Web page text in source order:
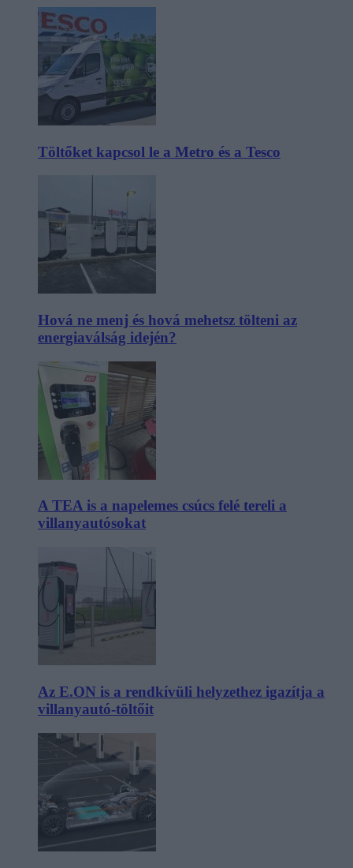
Töltőket kapcsol le a Metro és a Tesco
Hová ne menj és hová mehetsz tölteni az
energiaválság idején?
A TEA is a napelemes csúcs felé tereli a
villanyautósokat
Az E.ON is a rendkívüli helyzethez igazítja a
villanyautó-töltőit